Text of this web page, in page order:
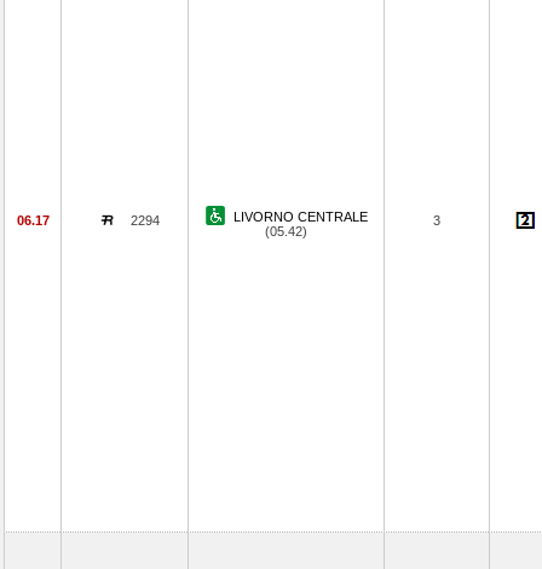
06.17 2294
LIVORNO CENTRALE
(05.42)
3